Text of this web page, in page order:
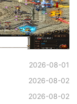
2026-08-01
2026-08-02
2026-08-02